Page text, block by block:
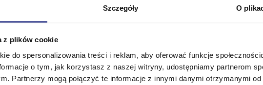
Szczegóły O
z plików cookie
do spersonalizowania treści i reklam, aby oferować funkcje
o tym, jak korzystasz z naszej witryny, udostępniamy partnerom
Partnerzy mogą połączyć te informacje z innymi danymi otrzymanymi od
4. Praca z wymaganiami i perspektywy
Teoretyczna i praktyczna wiedza o tym jak
wypracowanych informacji i prezentacja ich z
jak np: Mapy procesów, notacji UML czy też
1. Modelowanie, Weryfikowanie i Walidacja